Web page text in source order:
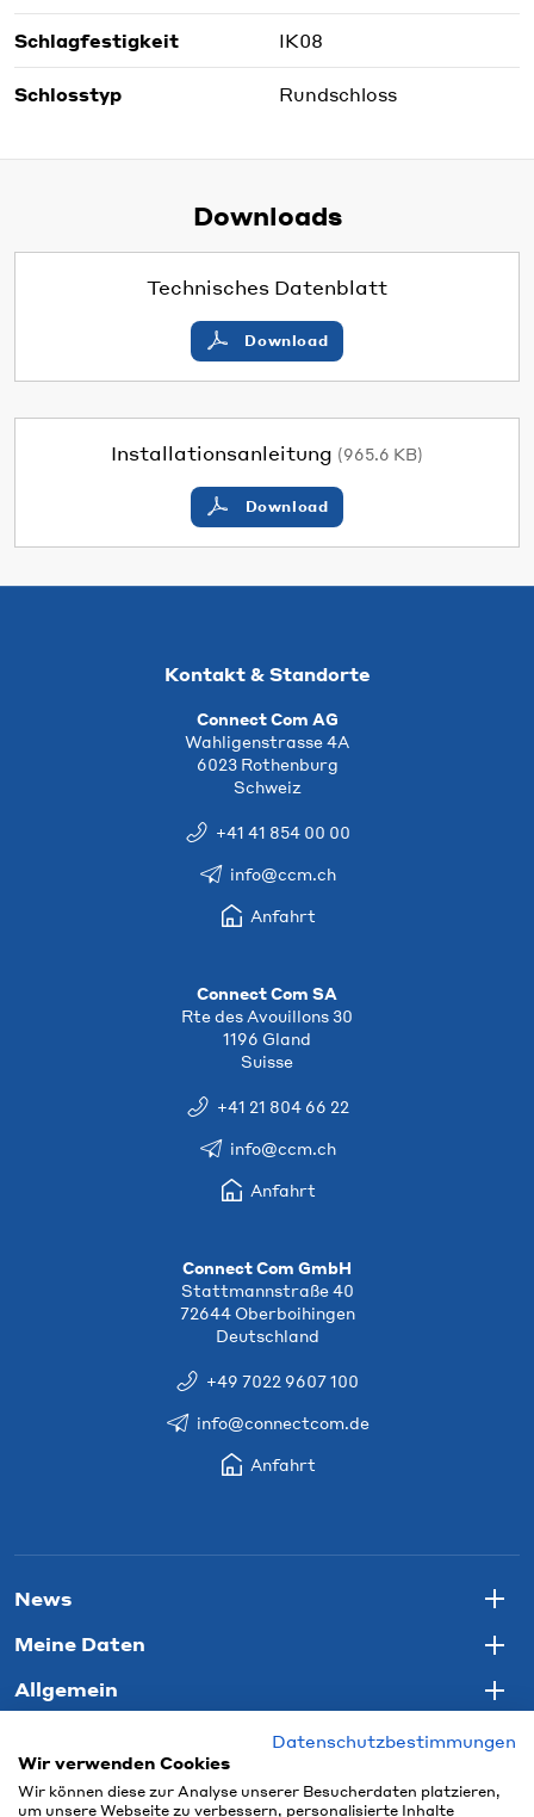
Schlagfestigkeit IK08
Schlosstyp Rundschloss
Downloads
Technisches Datenblatt
Download
Installationsanleitung (965.6 KB)
Download
Kontakt & Standorte
Connect Com AG
Wahligenstrasse 4A
6023 Rothenburg
Schweiz
+41 41 854 00 00
info@ccm.ch
Anfahrt
Connect Com SA
Rte des Avouillons 30
1196 Gland
Suisse
+41 21 804 66 22
info@ccm.ch
Anfahrt
Connect Com GmbH
Stattmannstraße 40
72644 Oberboihingen
Deutschland
+49 7022 9607 100
info@connectcom.de
Anfahrt
News
Meine Daten
Allgemein
Datenschutzbestimmungen
Wir verwenden Cookies
Wir können diese zur Analyse unserer Besucherdaten platzieren,
um unsere Webseite zu verbessern, personalisierte Inhalte